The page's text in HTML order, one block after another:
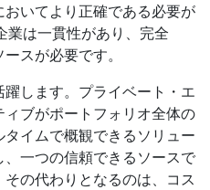
いてより正確である必要が
業は一貫性があり、完全
スが必要です。
します。プライベート・エ
ブがポートフォリオ全体の
イムで概観できるソリュー
一つの信頼できるソースで
の代わりとなるのは、コス